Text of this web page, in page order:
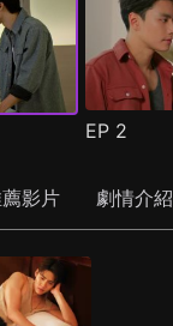
EP 2
影片 劇情介紹